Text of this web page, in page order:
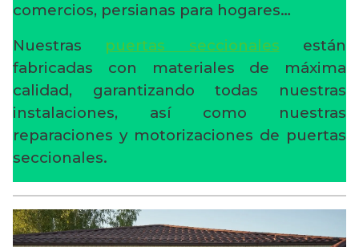
comercios, persianas para hogares…
Nuestras puertas seccionales están
fabricadas con materiales de máxima
calidad, garantizando todas nuestras
instalaciones, así como nuestras
reparaciones y motorizaciones de puertas
seccionales.